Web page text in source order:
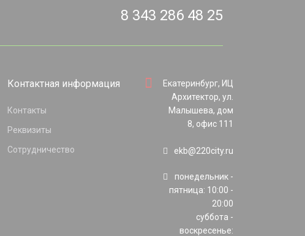
8 343 286 48 25
Контактная информация
Контакты
Реквизиты
Сотрудничество
Екатеринбург, ИЦ
Архитектор, ул.
Малышева, дом
8, офис 111
ekb@220city.ru
понедельник -
пятница: 10:00 -
20:00
суббота -
воскресенье: